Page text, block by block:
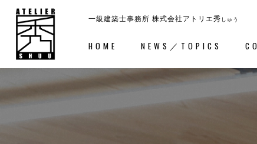
一級建築士事務所 株式会社アトリエ秀 しゅう
HOME NEWS／TOPICS
ホーム
－HOME